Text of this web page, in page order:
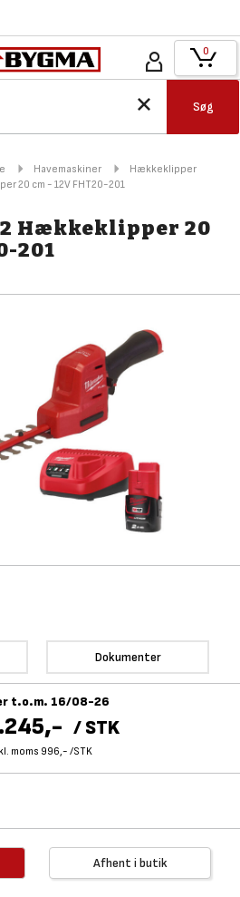
Søg
0
Havemaskiner
Hækkeklipper
20 cm - 12V FHT20-201
Hækkeklipper 20
201
Dokumenter
t.o.m. 16/08-26
/STK
moms 996,- /STK
Afhent i butik